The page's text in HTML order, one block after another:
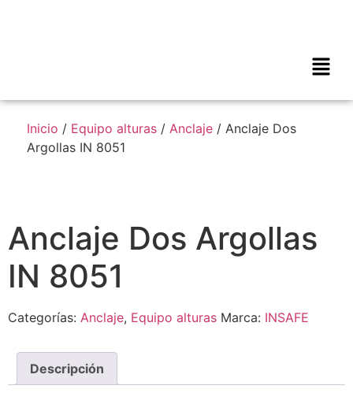
Inicio / Equipo alturas / Anclaje / Anclaje Dos
Argollas IN 8051​
Anclaje Dos Argollas
IN 8051​
Categorías: Anclaje, Equipo alturas Marca: INSAFE
Descripción